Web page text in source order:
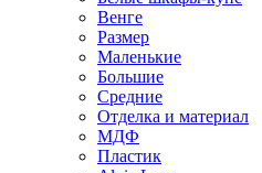
Венге
Размер
Маленькие
Большие
Средние
Отделка и материал
МДФ
Пластик